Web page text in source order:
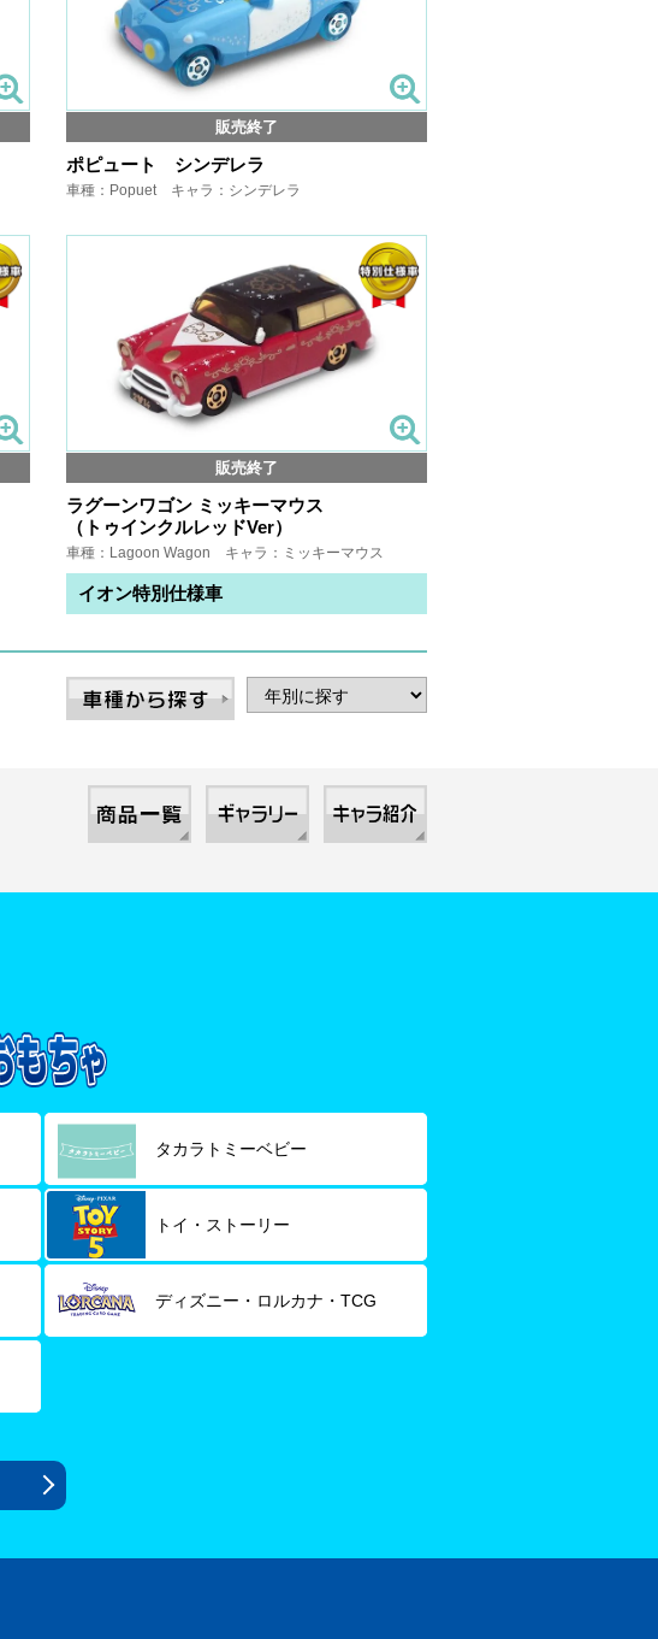
販売終了
ポピュート シンデレラ
車種：Popuet キャラ：シンデレラ
販売終了
ラグーンワゴン ミッキーマウス
（トゥインクルレッドVer）
車種：Lagoon Wagon キャラ：ミッキーマウス
イオン特別仕様車
タカラトミーベビー
トイ・ストーリー
ディズニー・ロルカナ・TCG